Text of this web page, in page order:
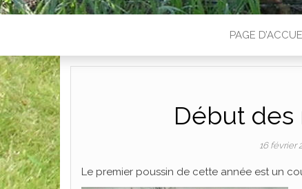
PAGE
Début des
16 février
Le premier poussin de cette année est un